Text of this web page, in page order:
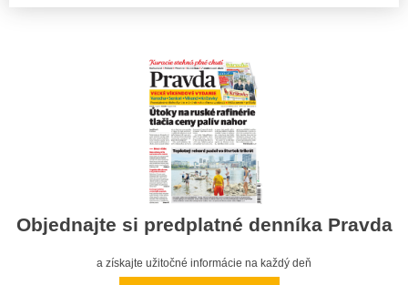
Objednajte si predplatné denníka Pravda
a získajte užitočné informácie na každý deň